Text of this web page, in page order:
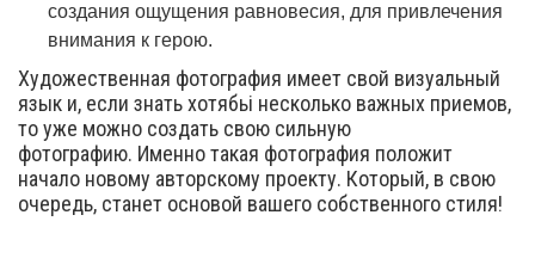
создания ощущения равновесия, для привлечения
внимания к герою.
Художественная фотография имеет свой визуальный
язык и, если знать хотябьі несколько важных приемов,
то уже можно создать свою сильную
фотографию. Именно такая фотография положит
начало новому авторскому проекту. Который, в свою
очередь, станет основой вашего собственного стиля!